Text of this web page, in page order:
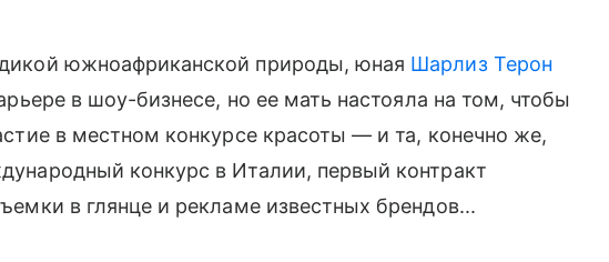
южноафриканской природы, юная Шарлиз Терон
в шоу-бизнесе, но ее мать настояла на том, чтобы
в местном конкурсе красоты — и та, конечно же,
конкурс в Италии, первый контракт
в глянце и рекламе известных брендов...